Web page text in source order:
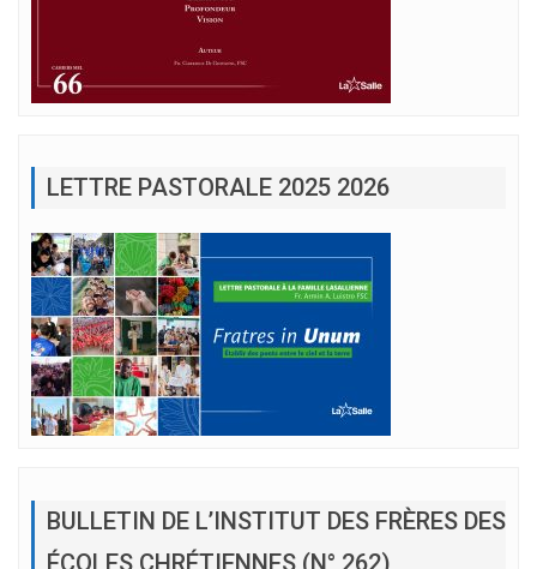
LETTRE PASTORALE 2025 2026
BULLETIN DE L’INSTITUT DES FRÈRES DES
ÉCOLES CHRÉTIENNES (N° 262)